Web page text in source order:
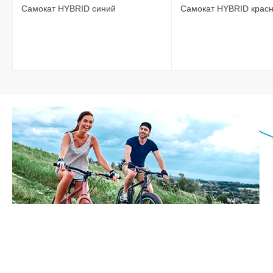
Самокат HYBRID синий Самокат HYBRID